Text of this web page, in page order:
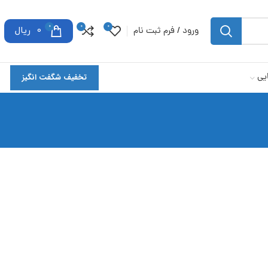
ورود / فرم ثبت نام 0
0
0
0 ریال
تخفیف شگفت انگیز